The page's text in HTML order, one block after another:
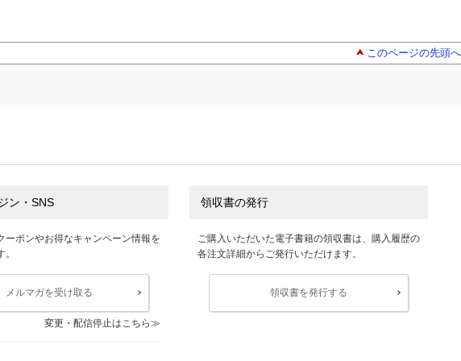
このページの先頭へ
ン・SNS
ーポンやお得なキャンペーン情報を
メルマガを受け取る
変更・配信停止はこちら
領収書の発行
ご購入いただいた電子書籍の領収書は、購入履歴の
各注文詳細からご発行いただけます。
領収書を発行する